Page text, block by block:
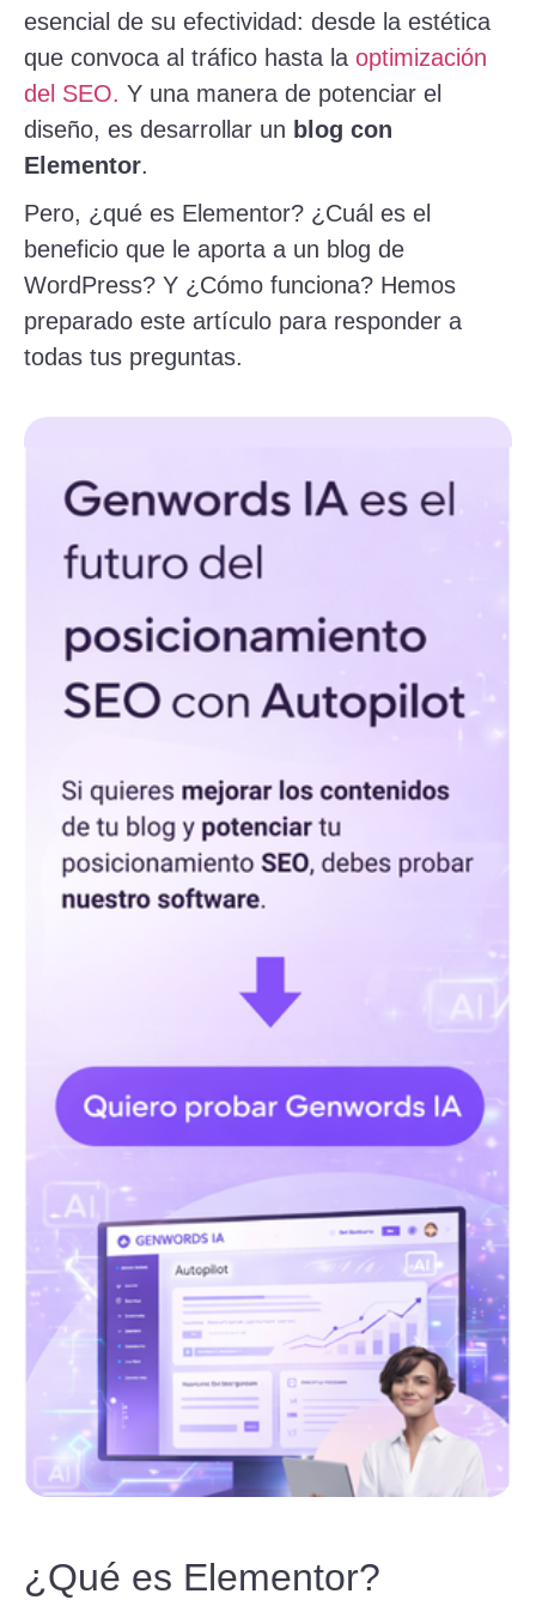
esencial de su efectividad: desde la estética
que convoca al tráfico hasta la optimización
del SEO. Y una manera de potenciar el
diseño, es desarrollar un blog con
Elementor.
Pero, ¿qué es Elementor? ¿Cuál es el
beneficio que le aporta a un blog de
WordPress? Y ¿Cómo funciona? Hemos
preparado este artículo para responder a
todas tus preguntas.
¿Qué es Elementor?